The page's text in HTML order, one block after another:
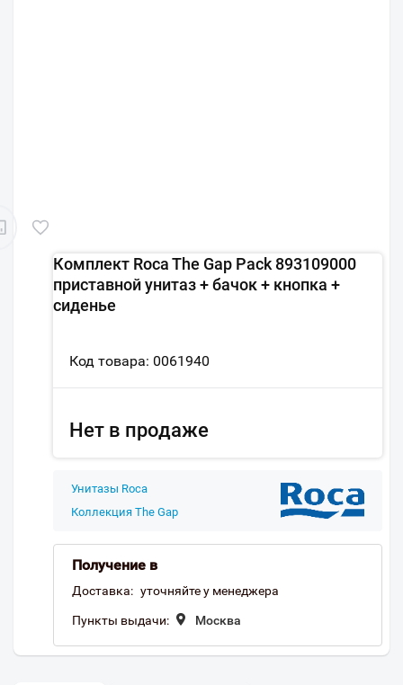
Комплект Roca The Gap Pack 893109000
приставной унитаз + бачок + кнопка +
сиденье
Код товара: 0061940
Нет в продаже
Унитазы Roca
Коллекция The Gap
Получение в
Доставка: уточняйте у менеджера
Пункты выдачи: Москва